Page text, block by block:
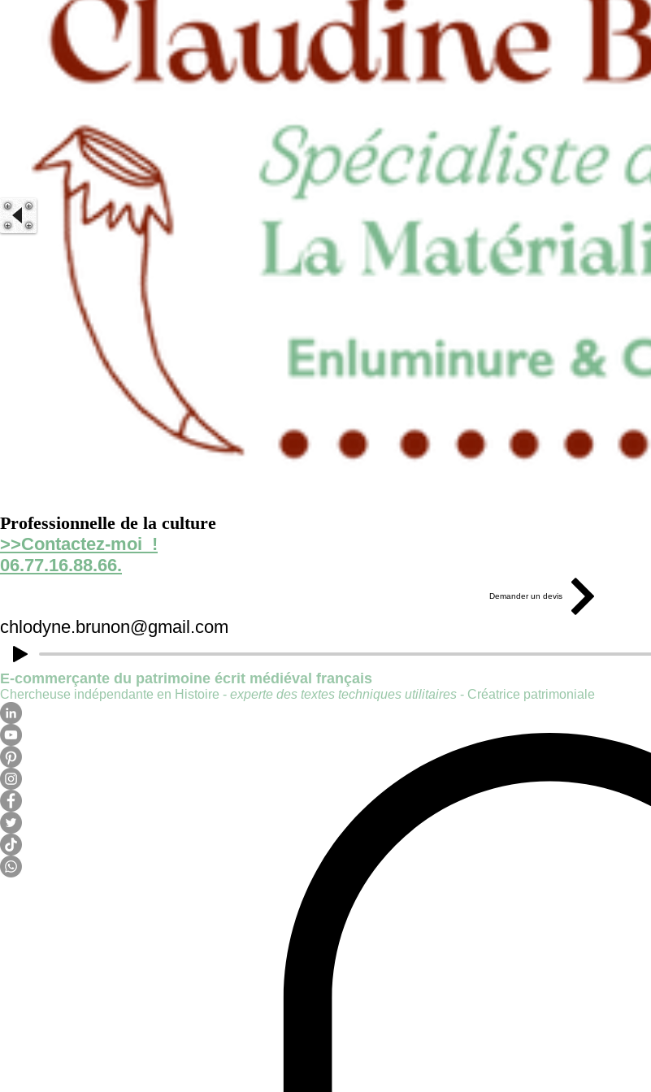
Professionnelle de la culture
>>Contactez-moi !
06.77.16.88.66.
Demander un devis
chlodyne.brunon@gmail.com
E-commerçante du patrimoine écrit médiéval français
Chercheuse indépendante en Histoire - experte des textes techniques utilitaires - Créatrice patrimoniale